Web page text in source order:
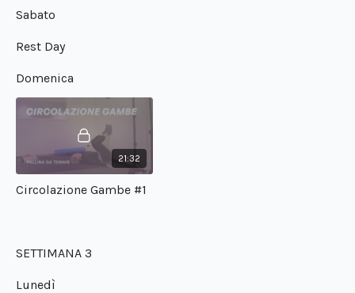
Sabato
Rest Day
Domenica
21:32
Circolazione Gambe #1
SETTIMANA 3
Lunedì